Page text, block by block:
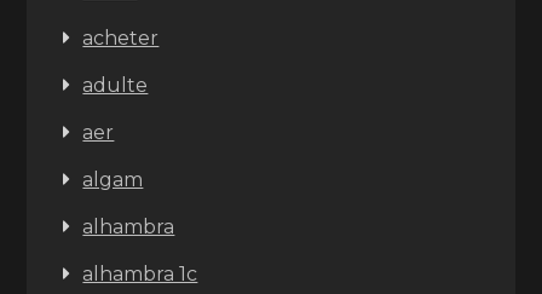
acheter
adulte
aer
algam
alhambra
alhambra 1c